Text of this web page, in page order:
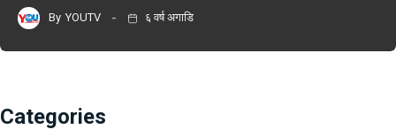
By YOUTV ६ वर्ष अगाडि
Categories